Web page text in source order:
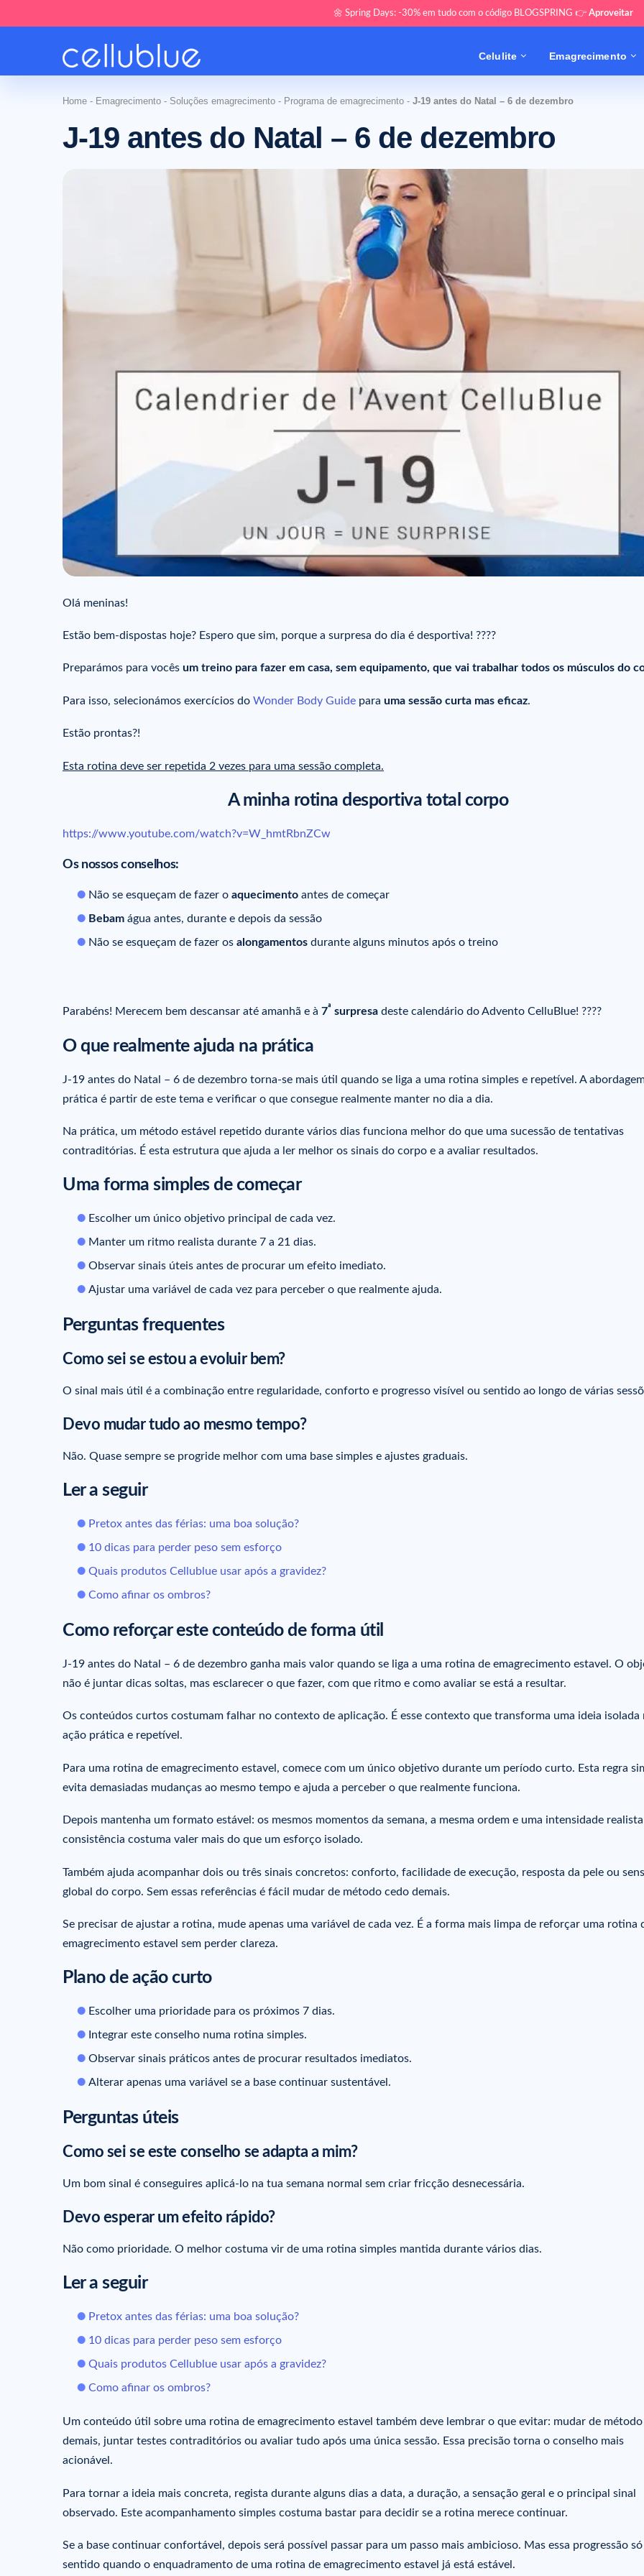
🌼 Spring Days: -30% em tudo com o código BLOGSPRING 👉 Aproveitar
Celulite Emagrecimento
Home - Emagrecimento - Soluções emagrecimento - Programa de emagrecimento - J-19 antes do Natal – 6 de dezembro
J-19 antes do Natal – 6 de dezembro
Olá meninas!
Estão bem-dispostas hoje? Espero que sim, porque a surpresa do dia é desportiva! ????
Preparámos para vocês um treino para fazer em casa, sem equipamento, que vai trabalhar todos os músculos do
Para isso, selecionámos exercícios do Wonder Body Guide para uma sessão curta mas eficaz.
Estão prontas?!
Esta rotina deve ser repetida 2 vezes para uma sessão completa.
A minha rotina desportiva total corpo
https://www.youtube.com/watch?v=W_hmtRbnZCw
Os nossos conselhos:
Não se esqueçam de fazer o aquecimento antes de começar
Bebam água antes, durante e depois da sessão
Não se esqueçam de fazer os alongamentos durante alguns minutos após o treino
Parabéns! Merecem bem descansar até amanhã e à 7ª surpresa deste calendário do Advento CelluBlue! ????
O que realmente ajuda na prática
J-19 antes do Natal – 6 de dezembro torna-se mais útil quando se liga a uma rotina simples e repetível. A
prática é partir de este tema e verificar o que consegue realmente manter no dia a dia.
Na prática, um método estável repetido durante vários dias funciona melhor do que uma sucessão de tentativas
contraditórias. É esta estrutura que ajuda a ler melhor os sinais do corpo e a avaliar resultados.
Uma forma simples de começar
Escolher um único objetivo principal de cada vez.
Manter um ritmo realista durante 7 a 21 dias.
Observar sinais úteis antes de procurar um efeito imediato.
Ajustar uma variável de cada vez para perceber o que realmente ajuda.
Perguntas frequentes
Como sei se estou a evoluir bem?
O sinal mais útil é a combinação entre regularidade, conforto e progresso visível ou sentido ao longo de várias
Devo mudar tudo ao mesmo tempo?
Não. Quase sempre se progride melhor com uma base simples e ajustes graduais.
Ler a seguir
Pretox antes das férias: uma boa solução?
10 dicas para perder peso sem esforço
Quais produtos Cellublue usar após a gravidez?
Como afinar os ombros?
Como reforçar este conteúdo de forma útil
J-19 antes do Natal – 6 de dezembro ganha mais valor quando se liga a uma rotina de emagrecimento estavel. O
não é juntar dicas soltas, mas esclarecer o que fazer, com que ritmo e como avaliar se está a resultar.
Os conteúdos curtos costumam falhar no contexto de aplicação. É esse contexto que transforma uma ideia isolada
ação prática e repetível.
Para uma rotina de emagrecimento estavel, comece com um único objetivo durante um período curto. Esta regra
evita demasiadas mudanças ao mesmo tempo e ajuda a perceber o que realmente funciona.
Depois mantenha um formato estável: os mesmos momentos da semana, a mesma ordem e uma intensidade
consistência costuma valer mais do que um esforço isolado.
Também ajuda acompanhar dois ou três sinais concretos: conforto, facilidade de execução, resposta da pele ou
global do corpo. Sem essas referências é fácil mudar de método cedo demais.
Se precisar de ajustar a rotina, mude apenas uma variável de cada vez. É a forma mais limpa de reforçar uma rotina
emagrecimento estavel sem perder clareza.
Plano de ação curto
Escolher uma prioridade para os próximos 7 dias.
Integrar este conselho numa rotina simples.
Observar sinais práticos antes de procurar resultados imediatos.
Alterar apenas uma variável se a base continuar sustentável.
Perguntas úteis
Como sei se este conselho se adapta a mim?
Um bom sinal é conseguires aplicá-lo na tua semana normal sem criar fricção desnecessária.
Devo esperar um efeito rápido?
Não como prioridade. O melhor costuma vir de uma rotina simples mantida durante vários dias.
Ler a seguir
Pretox antes das férias: uma boa solução?
10 dicas para perder peso sem esforço
Quais produtos Cellublue usar após a gravidez?
Como afinar os ombros?
Um conteúdo útil sobre uma rotina de emagrecimento estavel também deve lembrar o que evitar: mudar de
demais, juntar testes contraditórios ou avaliar tudo após uma única sessão. Essa precisão torna o conselho mais
acionável.
Para tornar a ideia mais concreta, regista durante alguns dias a data, a duração, a sensação geral e o principal sinal
observado. Este acompanhamento simples costuma bastar para decidir se a rotina merece continuar.
Se a base continuar confortável, depois será possível passar para um passo mais ambicioso. Mas essa progressão
sentido quando o enquadramento de uma rotina de emagrecimento estavel já está estável.